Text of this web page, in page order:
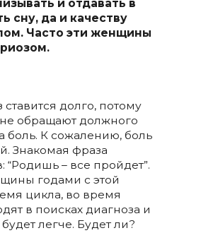
и отдавать в
сну, да и качеству
Часто эти женщины
ставится долго, потому
не обращают должного
боль. К сожалению, боль
Знакомая фраза
“Родишь – все пройдет”.
годами с этой
цикла, во время
в поисках диагноза и
легче. Будет ли?